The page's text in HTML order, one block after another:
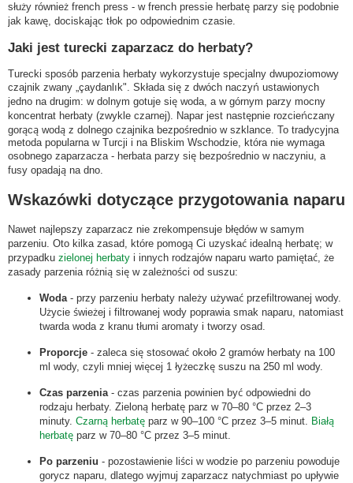
służy również french press - w french pressie herbatę parzy się podobnie
jak kawę, dociskając tłok po odpowiednim czasie.
Jaki jest turecki zaparzacz do herbaty?
Turecki sposób parzenia herbaty wykorzystuje specjalny dwupoziomowy
czajnik zwany „çaydanlık". Składa się z dwóch naczyń ustawionych
jedno na drugim: w dolnym gotuje się woda, a w górnym parzy mocny
koncentrat herbaty (zwykle czarnej). Napar jest następnie rozcieńczany
gorącą wodą z dolnego czajnika bezpośrednio w szklance. To tradycyjna
metoda popularna w Turcji i na Bliskim Wschodzie, która nie wymaga
osobnego zaparzacza - herbata parzy się bezpośrednio w naczyniu, a
fusy opadają na dno.
Wskazówki dotyczące przygotowania naparu
Nawet najlepszy zaparzacz nie zrekompensuje błędów w samym
parzeniu. Oto kilka zasad, które pomogą Ci uzyskać idealną herbatę; w
przypadku zielonej herbaty i innych rodzajów naparu warto pamiętać, że
zasady parzenia różnią się w zależności od suszu:
Woda- przy parzeniu herbaty należy używać przefiltrowanej wody.
Użycie świeżej i filtrowanej wody poprawia smak naparu, natomiast
twarda woda z kranu tłumi aromaty i tworzy osad.
Proporcje - zaleca się stosować około 2 gramów herbaty na 100
ml wody, czyli mniej więcej 1 łyżeczkę suszu na 250 ml wody.
Czas parzenia- czas parzenia powinien być odpowiedni do
rodzaju herbaty. Zieloną herbatę parz w 70–80 °C przez 2–3
minuty. Czarną herbatę parz w 90–100 °C przez 3–5 minut. Białą
herbatę parz w 70–80 °C przez 3–5 minut.
Po parzeniu - pozostawienie liści w wodzie po parzeniu powoduje
gorycz naparu, dlatego wyjmuj zaparzacz natychmiast po upływie